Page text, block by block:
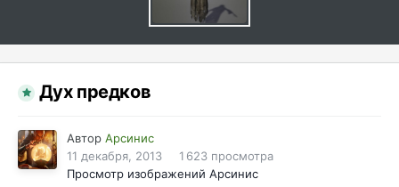
Дух предков
Автор Арсинис
11 декабря, 2013
1 623 просмотра
Просмотр изображений Арсинис